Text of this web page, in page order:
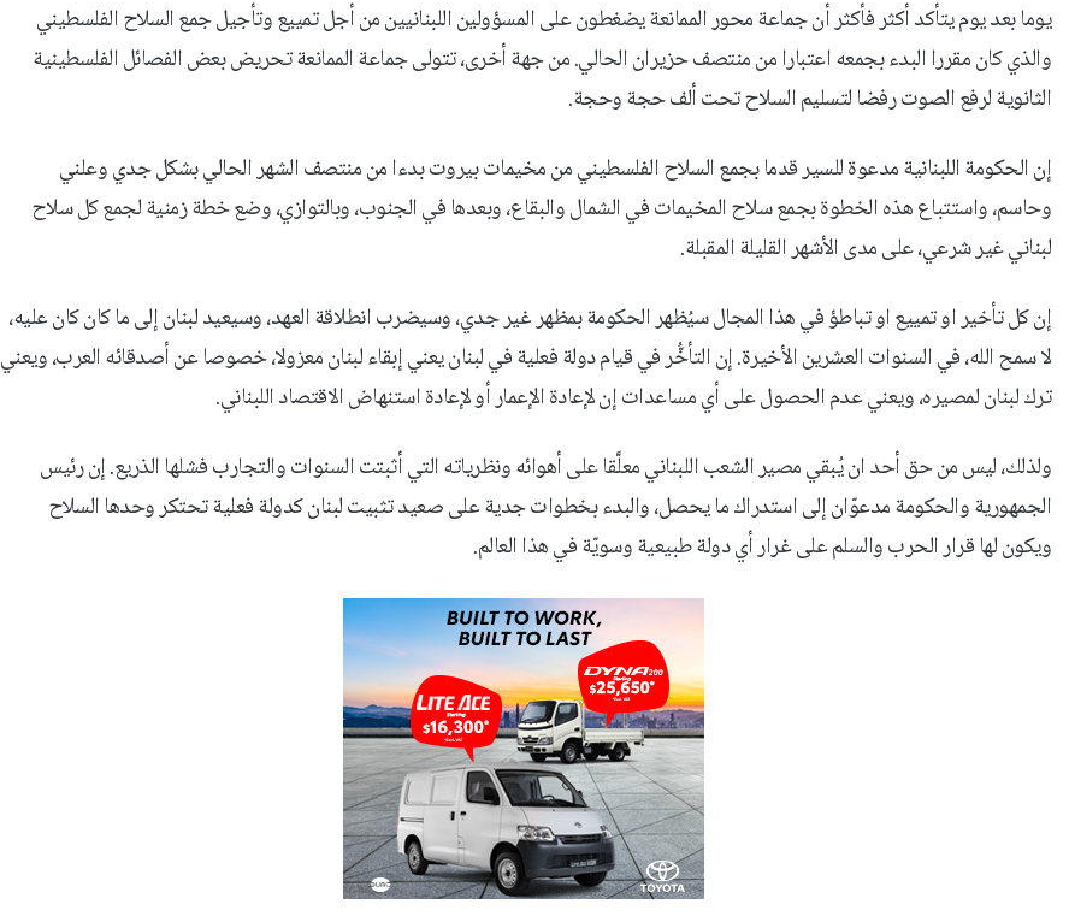
يوما بعد يوم يتأكد أكثر فأكثر أن جماعة محور الممانعة يضغطون على المسؤولين اللبنانيين من أجل تمييع وتأجيل جمع السلاح الفلسطيني
والذي كان مقررا البدء بجمعه اعتبارا من منتصف حزيران الحالي. من جهة أخرى، تتولى جماعة الممانعة تحريض بعض الفصائل الفلسطينية
الثانوية لرفع الصوت رفضا لتسليم السلاح تحت ألف حجة وحجة.
إن الحكومة اللبنانية مدعوة للسير قدما بجمع السلاح الفلسطيني من مخيمات بيروت بدءا من منتصف الشهر الحالي بشكل جدي وعلني
وحاسم، واستتباع هذه الخطوة بجمع سلاح المخيمات في الشمال والبقاع، وبعدها في الجنوب، وبالتوازي، وضع خطة زمنية لجمع كل سلاح
لبناني غير شرعي، على مدى الأشهر القليلة المقبلة.
إن كل تأخير او تمييع او تباطؤ في هذا المجال سيُظهر الحكومة بمظهر غير جدي، وسيضرب انطلاقة العهد، وسيعيد لبنان إلى ما كان كان عليه،
لا سمح الله، في السنوات العشرين الأخيرة. إن التأخُّر في قيام دولة فعلية في لبنان يعني إبقاء لبنان معزولا، خصوصا عن أصدقائه العرب، ويعني
ترك لبنان لمصيره، ويعني عدم الحصول على أي مساعدات إن لإعادة الإعمار أو لإعادة استنهاض الاقتصاد اللبناني.
ولذلك، ليس من حق أحد ان يُبقي مصير الشعب اللبناني معلَّقا على أهوائه ونظرياته التي أثبتت السنوات والتجارب فشلها الذريع. إن رئيس
الجمهورية والحكومة مدعوّان إلى استدراك ما يحصل، والبدء بخطوات جدية على صعيد تثبيت لبنان كدولة فعلية تحتكر وحدها السلاح
ويكون لها قرار الحرب والسلم على غرار أي دولة طبيعية وسويّة في هذا العالم.